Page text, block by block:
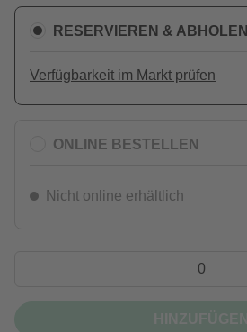
RESERVIEREN & ABHOLEN
Verfügbarkeit im Markt prüfen
ONLINE BESTELLEN
Nicht online erhältlich